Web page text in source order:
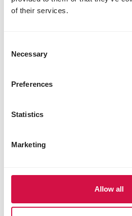
of their services.
Selection
Necessary
Preferences
Statistics
Marketing
Allow all
Partagez cet